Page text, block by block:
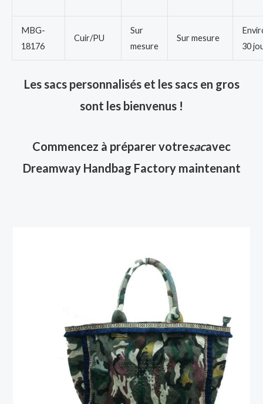
MBG-
18176
Cuir/PU
Sur
mesure
Sur mesure
30
Les sacs personnalisés et les sacs en gros
sont les bienvenus !
Commencez à préparer votresacavec
Dreamway Handbag Factory maintenant